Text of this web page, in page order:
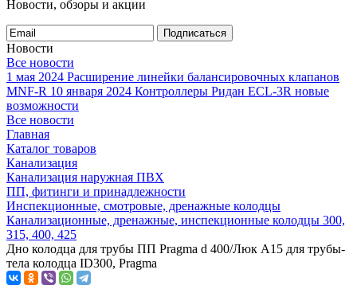
Новости, обзоры и акции
Подписаться
Новости
Все новости
1 мая 2024 Расширение линейки балансировочных клапанов
MNF-R 10 января 2024 Контроллеры Ридан ECL-3R новые
возможности
Все новости
Главная
Каталог товаров
Канализация
Канализация наружная ПВХ
ПП, фитинги и принадлежности
Инспекционные, смотровые, дренажные колодцы
Канализационные, дренажные, инспекционные колодцы 300,
315, 400, 425
Дно колодца для трубы ПП Pragma d 400/Люк A15 для трубы-
тела колодца ID300, Pragma